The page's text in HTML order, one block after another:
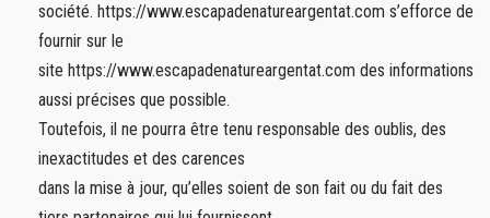
société. https://www.escapadenatureargentat.com s’efforce de
fournir sur le
site https://www.escapadenatureargentat.com des informations
aussi précises que possible.
Toutefois, il ne pourra être tenu responsable des oublis, des
inexactitudes et des carences
dans la mise à jour, qu’elles soient de son fait ou du fait des